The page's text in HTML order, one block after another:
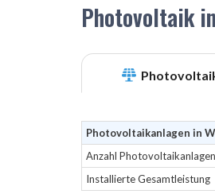
Photovoltaik
Photovoltaikanlagen in
Anzahl Photovoltaikanlagen
Installierte Gesamtleistung